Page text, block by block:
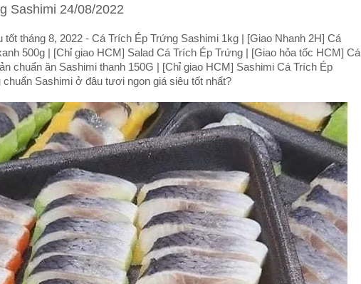
Sashimi 24/08/2022
tốt tháng 8, 2022 - Cá Trích Ép Trứng Sashimi 1kg | [Giao Nhanh 2H] Cá
500g | [Chỉ giao HCM] Salad Cá Trích Ép Trứng | [Giao hỏa tốc HCM] Cá
chuẩn ăn Sashimi thanh 150G | [Chỉ giao HCM] Sashimi Cá Trích Ép
Sashimi ở đâu tươi ngon giá siêu tốt nhất?